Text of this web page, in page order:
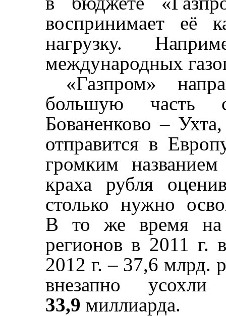
воспринимает её
нагрузку.
международных
«Газпром»
большую часть
Бованенково –
отправится в
громким
краха рубля
столько нужно
В то же время на
регионов в 2011 г.
2012 г. – 37,6 млрд.
внезапно
33,9 миллиарда.